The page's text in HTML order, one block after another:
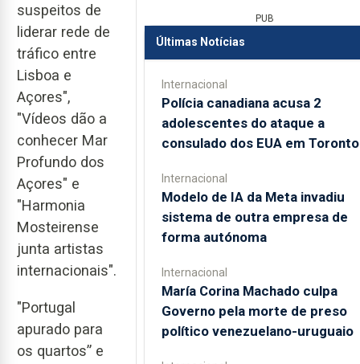
suspeitos de
liderar rede de
tráfico entre
Lisboa e
Açores",
"Vídeos dão a
conhecer Mar
Profundo dos
Açores" e
"Harmonia
Mosteirense
junta artistas
internacionais".
"Portugal
apurado para
os quartos” e
PUB
Últimas Notícias
Internacional
Polícia canadiana acusa 2
adolescentes do ataque a
consulado dos EUA em Toronto
Internacional
Modelo de IA da Meta invadiu
sistema de outra empresa de
forma autónoma
Internacional
María Corina Machado culpa
Governo pela morte de preso
político venezuelano-uruguaio